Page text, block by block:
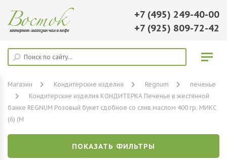
+7 (495) 249-40-00
+7 (925) 809-72-42
Магазин Кондитерские изделия Regnum
печенье
Кондитерские изделия КОНДИТЕРКА Печенье в жестянной
банке REGNUM Розовый букет сдобное со слив.маслом 400 гр. МИКС
(6) (М
ПОКАЗАТЬ ФИЛЬТРЫ